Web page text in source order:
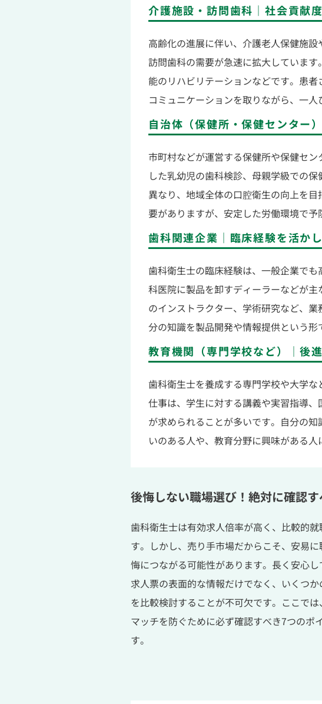
介護施設・訪問歯科｜社会貢献
高齢化の進展に伴い、介護老人保健施
訪問歯科の需要が急速に拡大していま
能のリハビリテーションなどです。患
コミュニケーションを取りながら、一
自治体（保健所・保健センター
市町村などが運営する保健所や保健セ
した乳幼児の歯科検診、母親学級での
異なり、地域全体の口腔衛生の向上を
要がありますが、安定した労働環境で予
歯科関連企業｜臨床経験を活か
歯科衛生士の臨床経験は、一般企業で
科医院に製品を卸すディーラーなどが
のインストラクター、学術研究など、
分の知識を製品開発や情報提供という形
教育機関（専門学校など）｜後
歯科衛生士を養成する専門学校や大学
仕事は、学生に対する講義や実習指導
が求められることが多いです。自分の
いのある人や、教育分野に興味がある人
後悔しない職場選び！絶対に確認
歯科衛生士は有効求人倍率が高く、比較的
す。しかし、売り手市場だからこそ、安易
悔につながる可能性があります。長く安心し
求人票の表面的な情報だけでなく、いくつ
を比較検討することが不可欠です。ここで
マッチを防ぐために必ず確認すべき7つのポ
す。